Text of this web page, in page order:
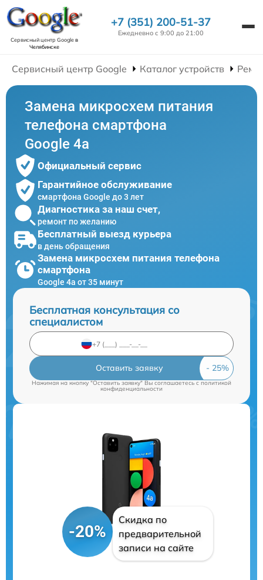
Сервисный центр Googleв
Челябинске
+7 (351) 200-51-37
Ежедневно с 9:00 до 21:00
Сервисный центр Google Каталог устройств
Замена микросхем питания
телефона смартфона
Google 4a
Официальный сервис
Гарантийное обслуживание
смартфона Google до 3 лет
Диагностика за наш счет,
ремонт по желанию
Бесплатный выезд курьера
в день обращения
Замена микросхем питания телефона
смартфона
Google 4a от 35 минут
Бесплатная консультация со
специалистом
Оставить заявку
Нажимая на кнопку "Оставить заявку" Вы соглашаетесь c политикой
конфиденциальности
-20%
Скидка по
предварительной
записи на сайте